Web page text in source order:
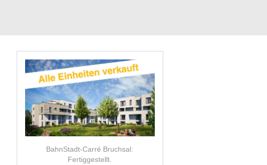
BahnStadt-Carré Bruchsal:
Fertiggestellt.